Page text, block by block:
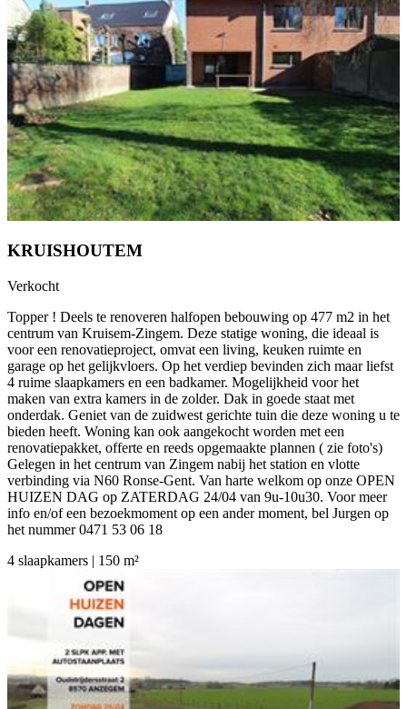
KRUISHOUTEM
Verkocht
Topper ! Deels te renoveren halfopen bebouwing op 477 m2 in het
centrum van Kruisem-Zingem. Deze statige woning, die ideaal is
voor een renovatieproject, omvat een living, keuken ruimte en
garage op het gelijkvloers. Op het verdiep bevinden zich maar liefst
4 ruime slaapkamers en een badkamer. Mogelijkheid voor het
maken van extra kamers in de zolder. Dak in goede staat met
onderdak. Geniet van de zuidwest gerichte tuin die deze woning u te
bieden heeft. Woning kan ook aangekocht worden met een
renovatiepakket, offerte en reeds opgemaakte plannen ( zie foto's)
Gelegen in het centrum van Zingem nabij het station en vlotte
verbinding via N60 Ronse-Gent. Van harte welkom op onze OPEN
HUIZEN DAG op ZATERDAG 24/04 van 9u-10u30. Voor meer
info en/of een bezoekmoment op een ander moment, bel Jurgen op
het nummer 0471 53 06 18
4 slaapkamers | 150 m²